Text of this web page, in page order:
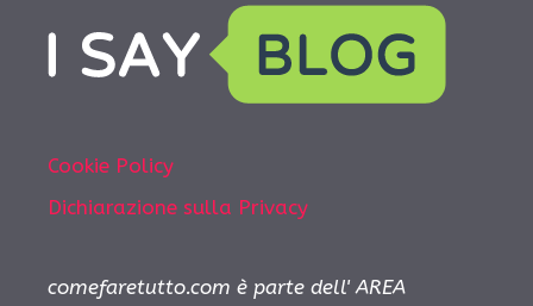
Cookie Policy
Dichiarazione sulla Privacy
comefaretutto.com è parte dell' AREA